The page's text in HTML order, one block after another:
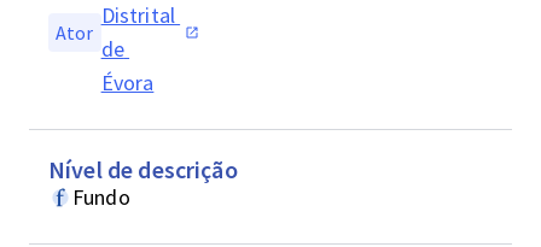
Ator
Distrital
de
Évora
Nível de descrição
Fundo